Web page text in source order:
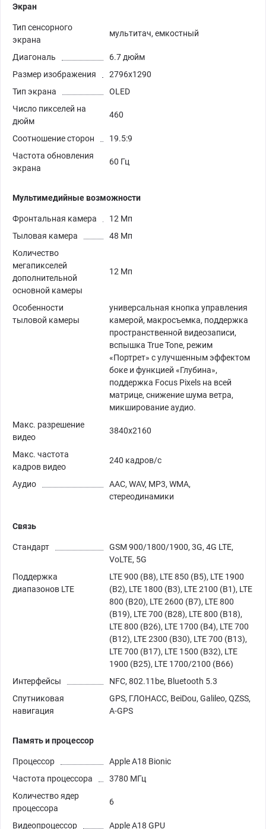
Экран
Тип сенсорного
экрана
мультитач, емкостный
Диагональ
6.7 дюйм
Размер изображения
2796x1290
Тип экрана
OLED
Число пикселей на
дюйм
460
Соотношение сторон
19.5:9
Частота обновления
экрана
60 Гц
Мультимедийные возможности
Фронтальная камера
12 Мп
Тыловая камера
48 Мп
Количество
мегапикселей
дополнительной
основной камеры
12 Мп
Особенности
тыловой камеры
универсальная кнопка управления
камерой, макросъемка, поддержка
пространственной видеозаписи,
вспышка True Tone, режим
«Портрет» с улучшенным эффектом
боке и функцией «Глубина»,
поддержка Focus Pixels на всей
матрице, снижение шума ветра,
микширование аудио.
Макс. разрешение
видео
3840x2160
Макс. частота
кадров видео
240 кадров/с
Аудио
AAC, WAV, MP3, WMA,
стереодинамики
Связь
Стандарт
GSM 900/1800/1900, 3G, 4G LTE,
VoLTE, 5G
Поддержка
диапазонов LTE
LTE 900 (B8), LTE 850 (B5), LTE 1900
(B2), LTE 1800 (B3), LTE 2100 (B1), LTE
800 (B20), LTE 2600 (B7), LTE 800
(B19), LTE 700 (B28), LTE 800 (B18),
LTE 800 (B26), LTE 1700 (B4), LTE 700
(B12), LTE 2300 (B30), LTE 700 (B13),
LTE 700 (B17), LTE 1500 (B32), LTE
1900 (B25), LTE 1700/2100 (B66)
Интерфейсы
NFC, 802.11be, Bluetooth 5.3
Спутниковая
навигация
GPS, ГЛОНАСС, BeiDou, Galileo, QZSS,
A-GPS
Память и процессор
Процессор
Apple A18 Bionic
Частота процессора
3780 МГц
Количество ядер
процессора
6
Видеопроцессор
Apple A18 GPU